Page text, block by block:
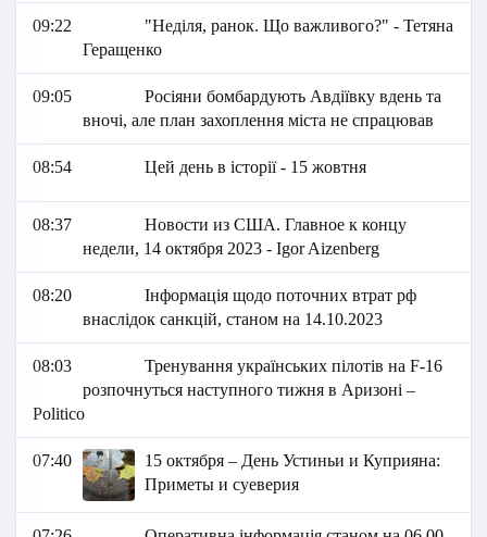
09:22
"Неділя, ранок. Що важливого?" - Тетяна
Геращенко
09:05
Росіяни бомбардують Авдіївку вдень та
вночі, але план захоплення міста не спрацював
08:54 Цей день в історії - 15 жовтня
08:37
Новости из США. Главное к концу
недели, 14 октября 2023 - Igor Aizenberg
08:20
Інформація щодо поточних втрат рф
внаслідок санкцій, станом на 14.10.2023
08:03
Тренування українських пілотів на F-16
розпочнуться наступного тижня в Аризоні –
Politico
07:40
15 октября – День Устиньи и Куприяна:
Приметы и суеверия